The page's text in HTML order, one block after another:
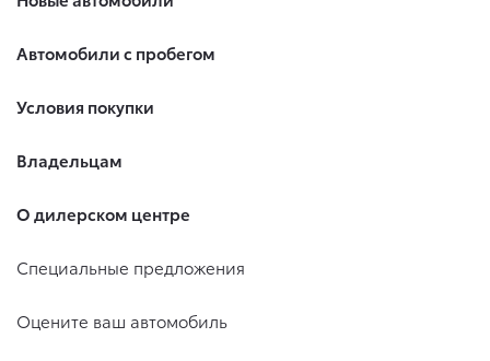
Автомобили с пробегом
Условия покупки
Владельцам
О дилерском центре
Специальные предложения
Оцените ваш автомобиль